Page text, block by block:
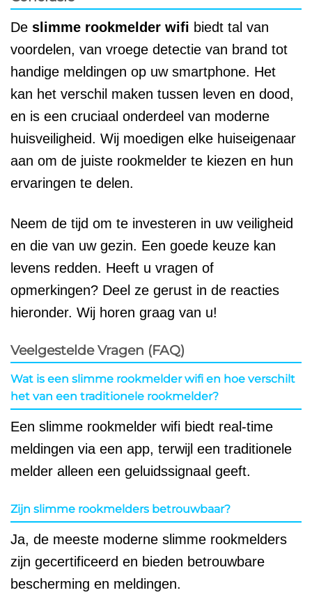
De slimme rookmelder wifi biedt tal van
voordelen, van vroege detectie van brand tot
handige meldingen op uw smartphone. Het
kan het verschil maken tussen leven en dood,
en is een cruciaal onderdeel van moderne
huisveiligheid. Wij moedigen elke huiseigenaar
aan om de juiste rookmelder te kiezen en hun
ervaringen te delen.
Neem de tijd om te investeren in uw veiligheid
en die van uw gezin. Een goede keuze kan
levens redden. Heeft u vragen of
opmerkingen? Deel ze gerust in de reacties
hieronder. Wij horen graag van u!
Veelgestelde Vragen (FAQ)
Wat is een slimme rookmelder wifi en hoe verschilt
het van een traditionele rookmelder?
Een slimme rookmelder wifi biedt real-time
meldingen via een app, terwijl een traditionele
melder alleen een geluidssignaal geeft.
Zijn slimme rookmelders betrouwbaar?
Ja, de meeste moderne slimme rookmelders
zijn gecertificeerd en bieden betrouwbare
bescherming en meldingen.